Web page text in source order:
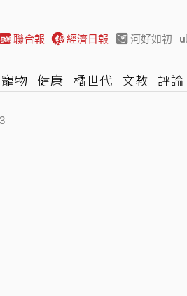
聯合報 經濟日報 河好如初
寵物 健康 橘世代 文教 評論